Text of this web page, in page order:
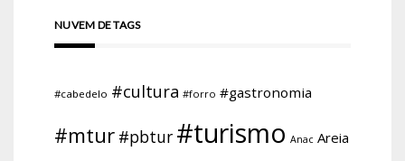
NUVEM DE TAGS
#cabedelo #cultura #forro #gastronomia
#mtur #pbtur #turismo Anac Areia